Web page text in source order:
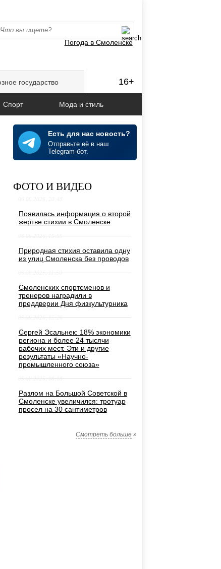
Погода в Смоленске
16+
государство
Спорт Мода и стиль
Есть для нас новость?
Отправьте её в наш
Telegram-бот.
ФОТО И ВИДЕО
Появилась информация о второй
жертве стихии в Смоленске
06.08.2026, 19:55
Природная стихия оставила одну
из улиц Смоленска без проводов
06.08.2026, 11:50
Смоленских спортсменов и
тренеров наградили в
преддверии Дня физкультурника
05.08.2026, 15:26
Сергей Эсальнек: 18% экономики
региона и более 24 тысячи
рабочих мест. Эти и другие
результаты «Научно-
промышленного союза»
05.08.2026, 08:18
Разлом на Большой Советской в
Смоленске увеличился: тротуар
просел на 30 сантиметров
Смотреть больше»